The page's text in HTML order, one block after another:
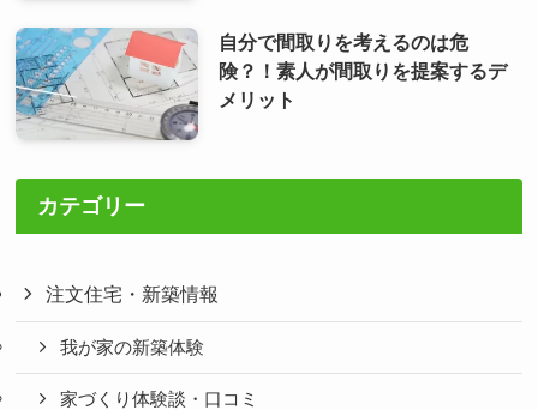
自分で間取りを考えるのは危
険？！素人が間取りを提案するデ
メリット
カテゴリー
注文住宅・新築情報
我が家の新築体験
家づくり体験談・口コミ